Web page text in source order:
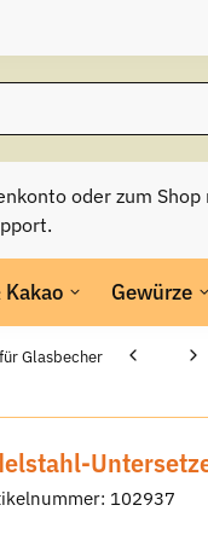
oder zum
Gewürze
Glasbecher
102937